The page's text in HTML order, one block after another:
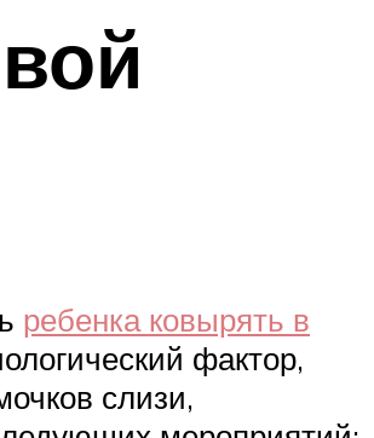
ребенка ковырять в
фактор,
слизи,